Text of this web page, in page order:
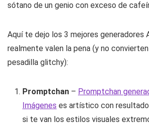
sótano de un genio con exceso de
Aquí te dejo los 3 mejores generadores
realmente valen la pena (y no
pesadilla glitchy):
Promptchan – Promptchan
Imágenes es artístico con
si te van los estilos visuales